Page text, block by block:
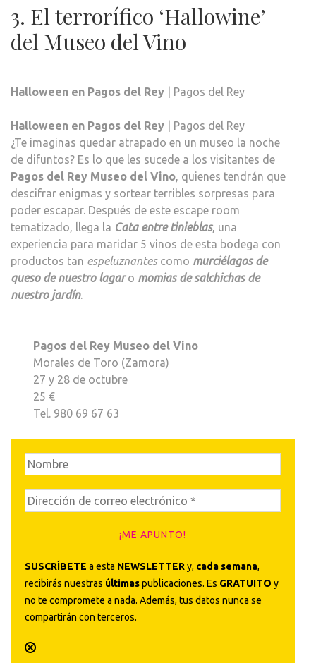
3. El terrorífico ‘Hallowine’
del Museo del Vino
Halloween en Pagos del Rey | Pagos del Rey
Halloween en Pagos del Rey | Pagos del Rey
¿Te imaginas quedar atrapado en un museo la noche
de difuntos? Es lo que les sucede a los visitantes de
Pagos del Rey Museo del Vino, quienes tendrán que
descifrar enigmas y sortear terribles sorpresas para
poder escapar. Después de este escape room
tematizado, llega la Cata entre tinieblas, una
experiencia para maridar 5 vinos de esta bodega con
productos tan espeluznantescomo murciélagos de
queso de nuestro lagaro momias de salchichas de
nuestro jardín.
Pagos del Rey Museo del Vino
Morales de Toro (Zamora)
27 y 28 de octubre
25 €
Tel. 980 69 67 63
SUSCRÍBETE a esta NEWSLETTER y, cada semana,
recibirás nuestras últimaspublicaciones. Es GRATUITO y
no te compromete a nada. Además, tus datos nunca se
compartirán con terceros.